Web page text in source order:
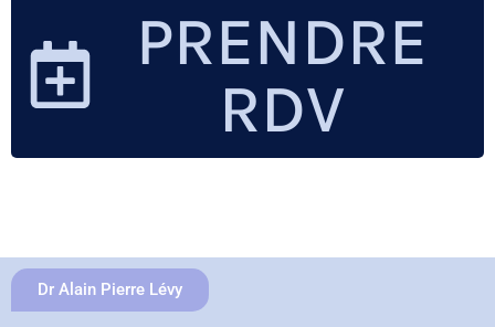
PRENDRE
RDV
Dr Alain Pierre Lévy